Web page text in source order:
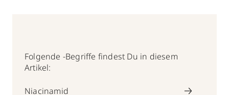
Folgende -Begriffe findest Du in diesem
Artikel:
Niacinamid